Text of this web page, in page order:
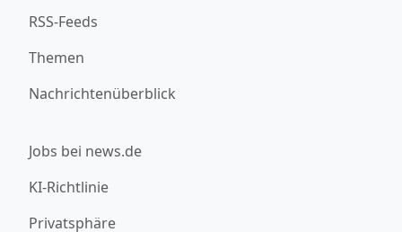
RSS-Feeds
Themen
Nachrichtenüberblick
Jobs bei news.de
KI-Richtlinie
Privatsphäre